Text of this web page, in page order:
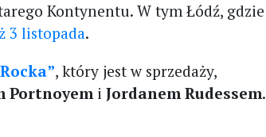
Kontynentu. W tym Łódź, gdzie
3 listopada.
, który jest w sprzedaży,
PortnoyemiJordanem Rudessem.